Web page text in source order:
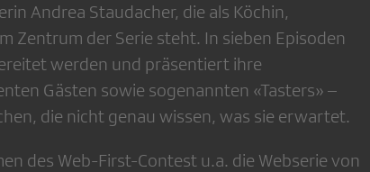
Andrea Staudacher, die als Köchin,
Zentrum der Serie steht. In sieben Episoden
werden und präsentiert ihre
Gästen sowie sogenannten «Tasters» –
die nicht genau wissen, was sie erwartet.
des Web-First-Contest u.a. die Webserie von